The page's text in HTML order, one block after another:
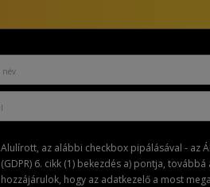
Alulírott, az alábbi checkbox pipálásával - az
(GDPR) 6. cikk (1) bekezdés a) pontja,
hozzájárulok, hogy az adatkezelő a most